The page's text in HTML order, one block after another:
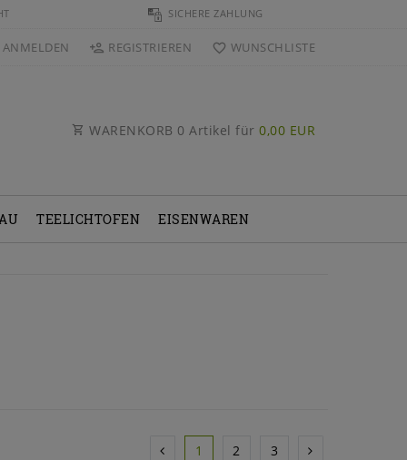
SICHERE ZAHLUNG
ANMELDEN REGISTRIEREN WUNSCHLISTE
WARENKORB 0 Artikel für 0,00 EUR
TEELICHTOFEN EISENWAREN
1 2 3